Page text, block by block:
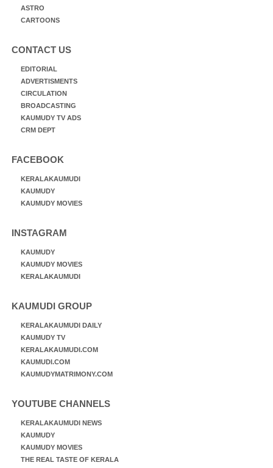
ASTRO
CARTOONS
CONTACT US
EDITORIAL
ADVERTISMENTS
CIRCULATION
BROADCASTING
KAUMUDY TV ADS
CRM DEPT
FACEBOOK
KERALAKAUMUDI
KAUMUDY
KAUMUDY MOVIES
INSTAGRAM
KAUMUDY
KAUMUDY MOVIES
KERALAKAUMUDI
KAUMUDI GROUP
KERALAKAUMUDI DAILY
KAUMUDY TV
KERALAKAUMUDI.COM
KAUMUDI.COM
KAUMUDYMATRIMONY.COM
YOUTUBE CHANNELS
KERALAKAUMUDI NEWS
KAUMUDY
KAUMUDY MOVIES
THE REAL TASTE OF KERALA